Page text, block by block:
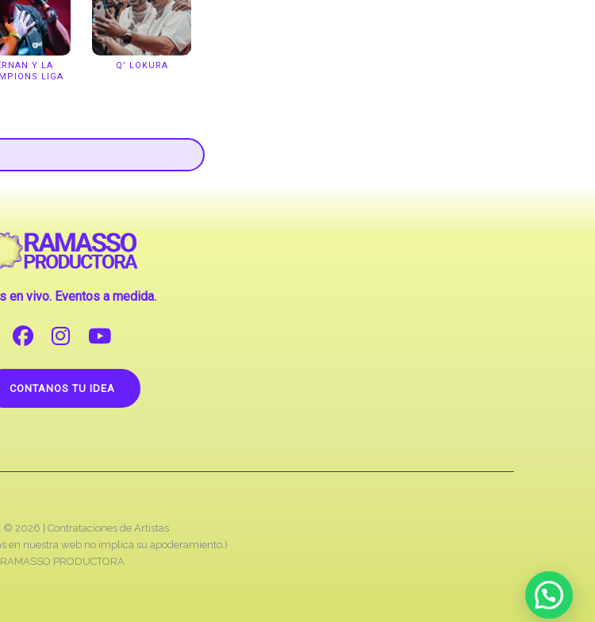
Y LA
LIGA
Q’ LOKURA
en vivo. Eventos a medida.
CONTANOS TU IDEA
© 2026 | Contrataciones de Artistas
en nuestra web no implica su apoderamiento.)
RAMASSO PRODUCTORA